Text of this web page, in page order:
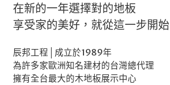
在新的一年選擇對的地板
享受家的美好，就從這一步開始
辰邦工程│成立於1989年
為許多家歐洲知名建材的台灣總代理
擁有全台最大的木地板展示中心